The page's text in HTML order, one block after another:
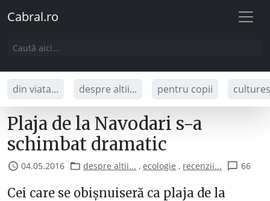
Cabral.ro
din viata... despre altii... pentru copii
Plaja de la Navodari s-a
schimbat dramatic
04.05.2016 despre altii... ,ecologie , recenzii... 66
Cei care se obișnuiseră ca plaja de la